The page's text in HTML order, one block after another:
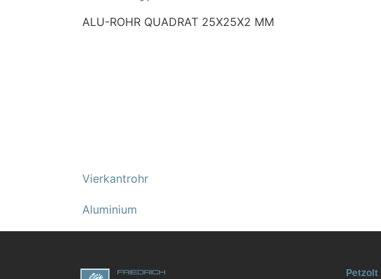
ALU-ROHR QUADRAT 25X25X2 MM
Vierkantrohr
Aluminium
Petzolt